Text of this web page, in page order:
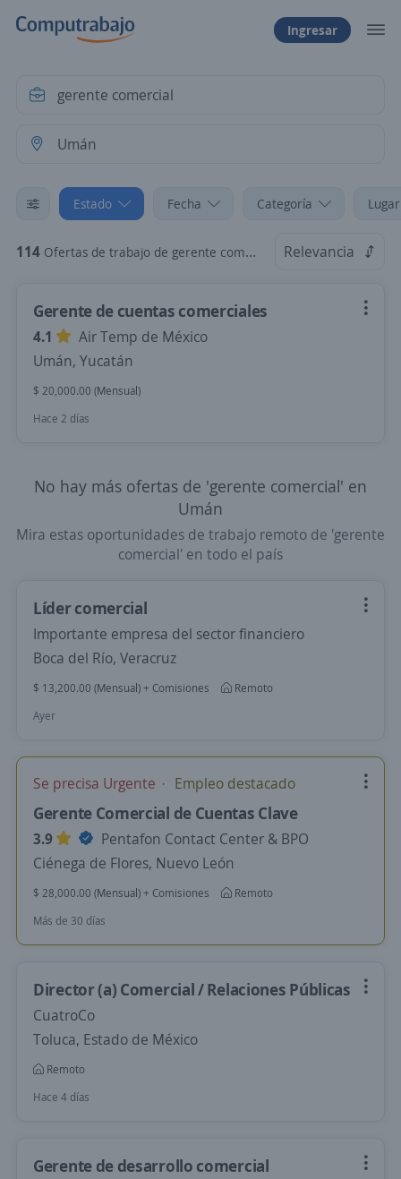
Ingresar
Estado Fecha Categoría
114 Ofertas de trabajo de gerente comercial en Umán, Yucatán Relevancia
Gerente de cuentas comerciales
4.1
Air Temp de México
Umán, Yucatán
$ 20,000.00 (Mensual)
Hace 2 días
No hay más ofertas de 'gerente comercial' en
Umán
Mira estas oportunidades de trabajo remoto de 'gerente
comercial' en todo el país
Líder comercial
Importante empresa del sector financiero
Boca del Río, Veracruz
$ 13,200.00 (Mensual) + Comisiones
Remoto
Ayer
Se precisa Urgente Empleo destacado
Gerente Comercial de Cuentas Clave
3.9
Pentafon Contact Center & BPO
Ciénega de Flores, Nuevo León
$ 28,000.00 (Mensual) + Comisiones
Remoto
Más de 30 días
Director (a) Comercial / Relaciones Públicas
CuatroCo
Toluca, Estado de México
Remoto
Hace 4 días
Gerente de desarrollo comercial